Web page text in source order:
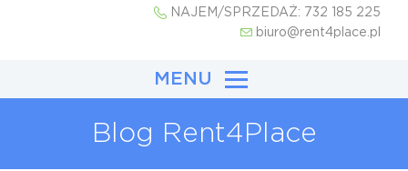
NAJEM/SPRZEDAŻ: 732 185 225
biuro@rent4place.pl
MENU
Blog Rent4Place